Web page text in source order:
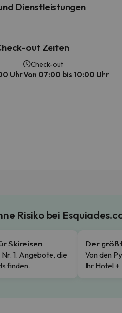
Dienstleistungen
out Zeiten
Uhr
Check-out
Von 07:00 bis 10:00 Uhr
Risiko bei
Skireisen
1. Angebote, die
finden.
Der
Von den
Ihr Hotel +